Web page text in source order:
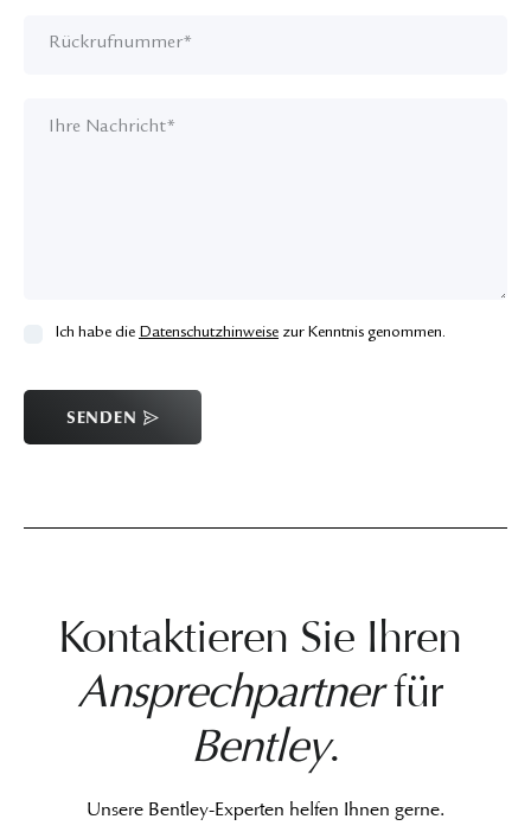
Ich habe die Datenschutzhinweise zur Kenntnis genommen.
SENDEN
Kontaktieren Sie Ihren
Ansprechpartnerfür
Bentley.
Unsere Bentley-Experten helfen Ihnen gerne.